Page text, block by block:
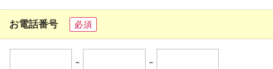
お電話番号 必須
- -